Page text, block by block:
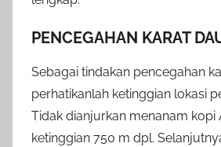
PENCEGAHAN KARAT
Sebagai tindakan pencegahan
perhatikanlah ketinggian lokasi
Tidak dianjurkan menanam kopi
ketinggian 750 m dpl.